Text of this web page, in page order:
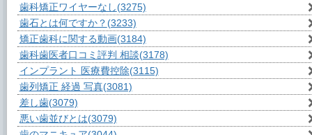
歯科矯正ワイヤーなし(3275)
歯石とは何ですか？ (3233)
矯正歯科に関する動画(3184)
歯科歯医者口コミ評判 相談(3178)
インプラント 医療費控除(3115)
歯列矯正 経過 写真(3081)
差し歯(3079)
悪い歯並びとは(3079)